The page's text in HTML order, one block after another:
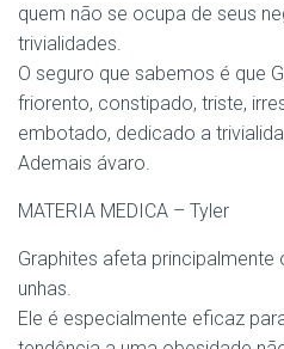
quem não se ocupa de seus
trivialidades.
O seguro que sabemos é que
friorento, constipado, triste,
embotado, dedicado a
Ademais ávaro.
MATERIA MEDICA – Tyler
Graphites afeta principalmente
unhas.
Ele é especialmente eficaz